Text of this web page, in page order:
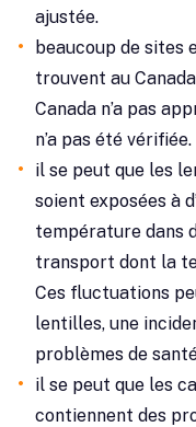
ajustée.
beaucoup de sites
trouvent au
Canada n’a pas
n’a pas été vérifiée.
il se peut que les
soient exposées à
température dans
transport dont la
Ces fluctuations
lentilles, une
problèmes de
il se peut que les
contiennent des